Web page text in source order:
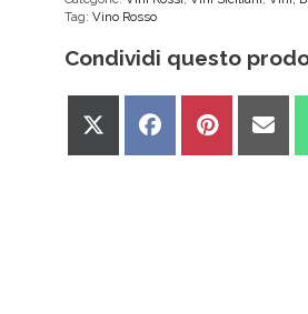
MILAZZO
quantità
Tag:Vino Rosso
Condividi questo
Share
Share
Share